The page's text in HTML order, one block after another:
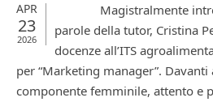
APR
23
2026
Magistralmente
parole della tutor, Cristina
docenze all’ITS
per “Marketing manager”.
componente femminile, attento e